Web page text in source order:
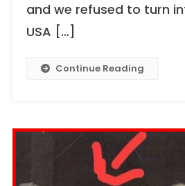
and we refused to turn
USA […]
Continue Reading